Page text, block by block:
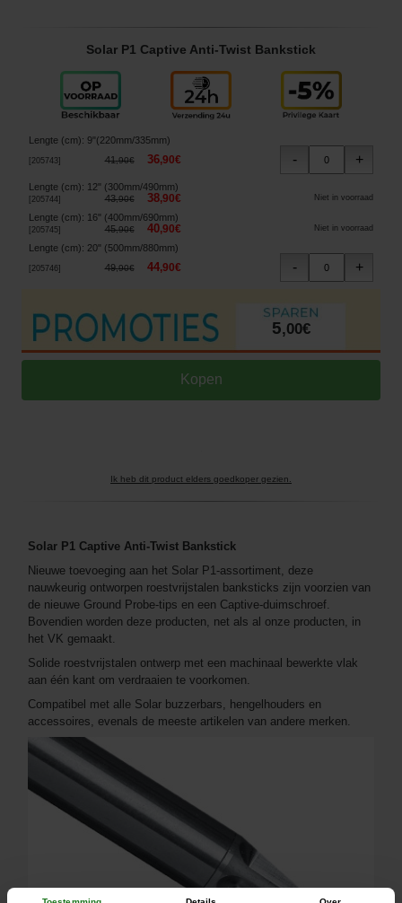
Solar P1 Captive Anti-Twist Bankstick
Lengte (cm): 9"(220mm/335mm)
205743 ] 41,90€ 36,90€
Lengte (cm): 12" (300mm/490mm)
205744] 43,90€ 38,90€ Niet in voorraad
Lengte (cm): 16" (400mm/690mm)
205745] 45,90€ 40,90€ Niet in voorraad
Lengte (cm): 20" (500mm/880mm)
205746] 49,90€ 44,90€
5,00€
Ik heb dit product elders goedkoper gezien.
Solar P1 Captive Anti-Twist Bankstick
Nieuwe toevoeging aan het Solar P1-assortiment, deze
nauwkeurig ontworpen roestvrijstalen banksticks zijn voorzien van
de nieuwe Ground Probe-tips en een Captive-duimschroef.
Bovendien worden deze producten, net als al onze producten, in
het VK gemaakt.
Solide roestvrijstalen ontwerp met een machinaal bewerkte vlak
aan één kant om verdraaien te voorkomen.
Compatibel met alle Solar buzzerbars, hengelhouders en
accessoires, evenals de meeste artikelen van andere merken.